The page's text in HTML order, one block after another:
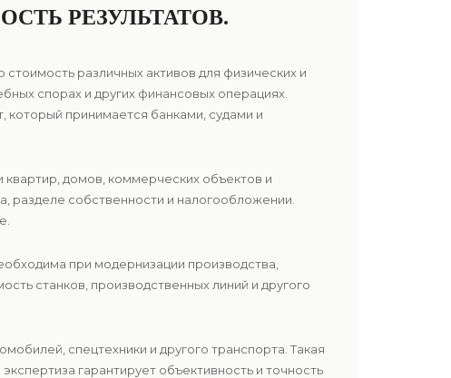
РЕЗУЛЬТАТОВ.
различных активов для физических и
спорах и других финансовых операциях.
принимается банками, судами и
домов, коммерческих объектов и
собственности и налогообложении.
при модернизации производства,
станков, производственных линий и другого
спецтехники и другого транспорта. Такая
гарантирует объективность и точность